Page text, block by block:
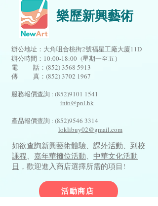
樂歷新興藝術
辦公地址：大角咀合桃街2號福星工廠大廈11D
辦公時間：10:00-18:00 (星期一至五）
電 話：(852)3568 5913
傳 真：(852) 3702 1967
服務報價查詢 : (852)9101 1541
info@pnl.hk
產品報價查詢 : (852)9546 3314
loklibuy02@gmail.com
如欲查詢新興藝術體驗、 課外活動、 到校
課程、 嘉年華攤位活動、 中華文化活動
日 ，歡迎進入商店選擇所需的項目!
活動商店